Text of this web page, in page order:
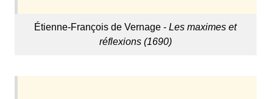
Étienne-François de Vernage -Les maximes et
réflexions (1690)